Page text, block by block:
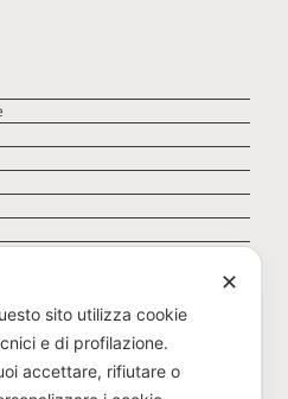
✕
sito utilizza cookie
e di profilazione.
accettare, rifiutare o